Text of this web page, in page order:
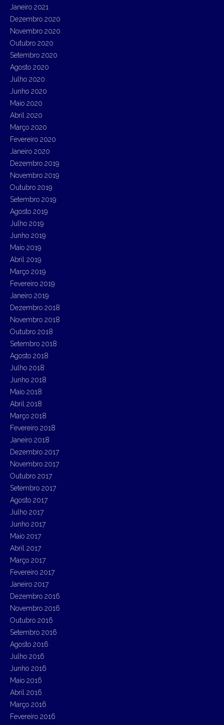
Janeiro 2021
Dezembro 2020
Novembro 2020
Outubro 2020
Setembro 2020
Agosto 2020
Julho 2020
Junho 2020
Maio 2020
Abril 2020
Março 2020
Fevereiro 2020
Janeiro 2020
Dezembro 2019
Novembro 2019
Outubro 2019
Setembro 2019
Agosto 2019
Julho 2019
Junho 2019
Maio 2019
Abril 2019
Março 2019
Fevereiro 2019
Janeiro 2019
Dezembro 2018
Novembro 2018
Outubro 2018
Setembro 2018
Agosto 2018
Julho 2018
Junho 2018
Maio 2018
Abril 2018
Março 2018
Fevereiro 2018
Janeiro 2018
Dezembro 2017
Novembro 2017
Outubro 2017
Setembro 2017
Agosto 2017
Julho 2017
Junho 2017
Maio 2017
Abril 2017
Março 2017
Fevereiro 2017
Janeiro 2017
Dezembro 2016
Novembro 2016
Outubro 2016
Setembro 2016
Agosto 2016
Julho 2016
Junho 2016
Maio 2016
Abril 2016
Março 2016
Fevereiro 2016